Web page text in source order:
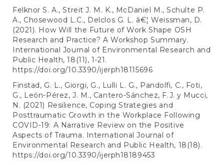
Felknor S. A., Streit J. M. K., McDaniel M., Schulte P.
A., Chosewood L.C., Delclos G. L. â€¦ Weissman, D.
(2021). How Will the Future of Work Shape OSH
Research and Practice? A Workshop Summary.
International Journal of Environmental Research and
Public Health, 18(11), 1-21.
https://doi.org/10.3390/ijerph18115696
Finstad, G. L., Giorgi, G., Lulli L. G., Pandolfi, C., Foti,
G., León-Pérez, J. M., Cantero-Sánchez, F.J. y Mucci,
N. (2021) Resilience, Coping Strategies and
Posttraumatic Growth in the Workplace Following
COVID-19: A Narrative Review on the Positive
Aspects of Trauma. International Journal of
Environmental Research and Public Health, 18(18).
https://doi.org/10.3390/ijerph18189453